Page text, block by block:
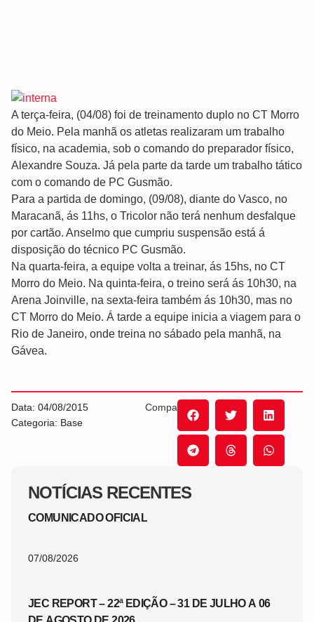
NOTÍCIAS RECENTES
COMUNICADO OFICIAL
07/08/2026
JEC REPORT – 22ª EDIÇÃO – 31 DE JULHO A 06
A terça-feira, (04/08) foi de treinamento duplo no CT Morro
do Meio. Pela manhã os atletas realizaram um trabalho
físico, na academia, sob o comando do preparador físico,
Alexandre Souza. Já pela parte da tarde um trabalho tático
com o comando de PC Gusmão.
Para a partida de domingo, (09/08), diante do Vasco, no
Maracanã, ás 11hs, o Tricolor não terá nenhum desfalque
por cartão. Anselmo que cumpriu suspensão está á
disposição do técnico PC Gusmão.
Na quarta-feira, a equipe volta a treinar, ás 15hs, no CT
Morro do Meio. Na quinta-feira, o treino será ás 10h30, na
Arena Joinville, na sexta-feira também ás 10h30, mas no
CT Morro do Meio. Á tarde a equipe inicia a viagem para o
Rio de Janeiro, onde treina no sábado pela manhã, na
Gávea.
Data: 04/08/2015
Categoria: Base
Compartilhe: